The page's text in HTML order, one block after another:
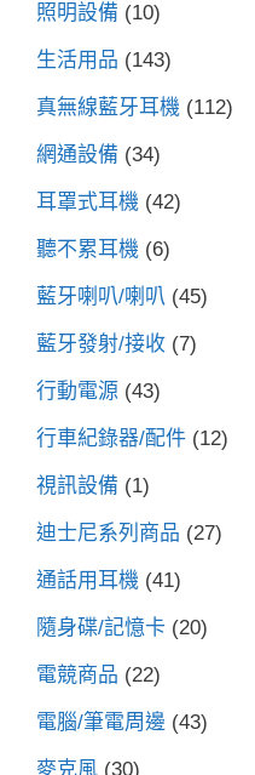
照明設備 (10)
生活用品 (143)
真無線藍牙耳機 (112)
網通設備 (34)
耳罩式耳機 (42)
聽不累耳機 (6)
藍牙喇叭/喇叭 (45)
藍牙發射/接收 (7)
行動電源 (43)
行車紀錄器/配件 (12)
視訊設備 (1)
迪士尼系列商品 (27)
通話用耳機 (41)
隨身碟/記憶卡 (20)
電競商品 (22)
電腦/筆電周邊 (43)
麥克風 (30)